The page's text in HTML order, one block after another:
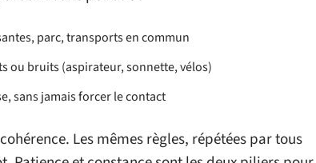
parc, transports en commun
ou bruits (aspirateur, sonnette, vélos)
sans jamais forcer le contact
Les mêmes règles, répétées par tous